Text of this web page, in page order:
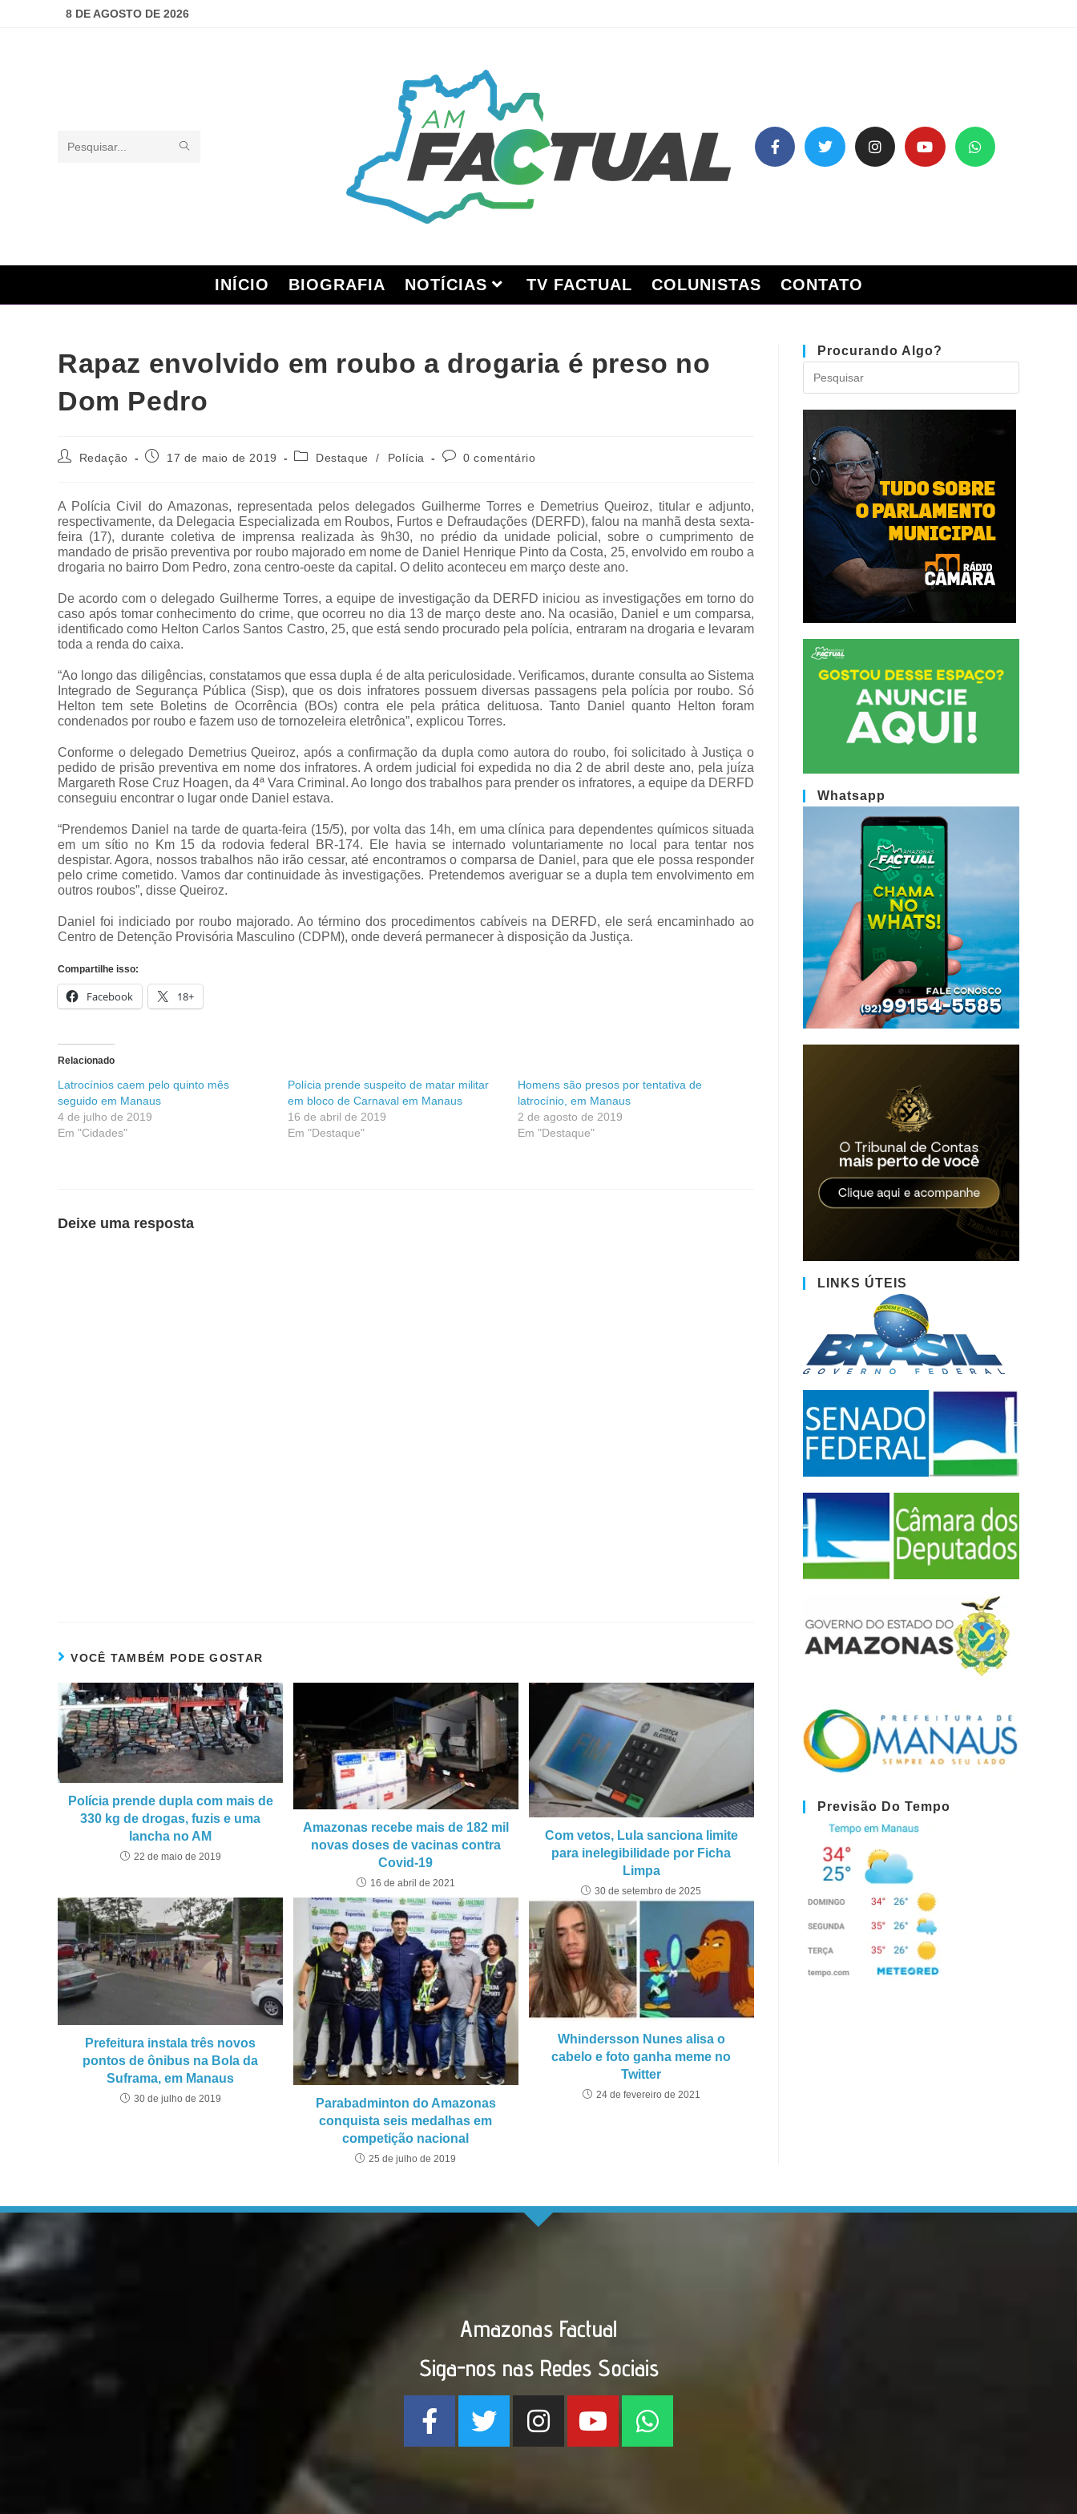
8 DE AGOSTO DE 2026
Pesquisar
INÍCIO BIOGRAFIA NOTÍCIAS TV FACTUAL COLUNISTAS CONTATO
Rapaz envolvido em roubo a drogaria é preso no
Dom Pedro
Redação 17 de maio de 2019 Destaque / Polícia 0 comentário
A Polícia Civil do Amazonas, representada pelos delegados Guilherme Torres e Demetrius Queiroz, titular e adjunto,
respectivamente, da Delegacia Especializada em Roubos, Furtos e Defraudações (DERFD), falou na manhã desta sexta-
feira (17), durante coletiva de imprensa realizada às 9h30, no prédio da unidade policial, sobre o cumprimento de
mandado de prisão preventiva por roubo majorado em nome de Daniel Henrique Pinto da Costa, 25, envolvido em roubo a
drogaria no bairro Dom Pedro, zona centro-oeste da capital. O delito aconteceu em março deste ano.
De acordo com o delegado Guilherme Torres, a equipe de investigação da DERFD iniciou as investigações em torno do
caso após tomar conhecimento do crime, que ocorreu no dia 13 de março deste ano. Na ocasião, Daniel e um comparsa,
identificado como Helton Carlos Santos Castro, 25, que está sendo procurado pela polícia, entraram na drogaria e levaram
toda a renda do caixa.
“Ao longo das diligências, constatamos que essa dupla é de alta periculosidade. Verificamos, durante consulta ao Sistema
Integrado de Segurança Pública (Sisp), que os dois infratores possuem diversas passagens pela polícia por roubo. Só
Helton tem sete Boletins de Ocorrência (BOs) contra ele pela prática delituosa. Tanto Daniel quanto Helton foram
condenados por roubo e fazem uso de tornozeleira eletrônica”, explicou Torres.
Conforme o delegado Demetrius Queiroz, após a confirmação da dupla como autora do roubo, foi solicitado à Justiça o
pedido de prisão preventiva em nome dos infratores. A ordem judicial foi expedida no dia 2 de abril deste ano, pela juíza
Margareth Rose Cruz Hoagen, da 4ª Vara Criminal. Ao longo dos trabalhos para prender os infratores, a equipe da DERFD
conseguiu encontrar o lugar onde Daniel estava.
“Prendemos Daniel na tarde de quarta-feira (15/5), por volta das 14h, em uma clínica para dependentes químicos situada
em um sítio no Km 15 da rodovia federal BR-174. Ele havia se internado voluntariamente no local para tentar nos
despistar. Agora, nossos trabalhos não irão cessar, até encontramos o comparsa de Daniel, para que ele possa responder
pelo crime cometido. Vamos dar continuidade às investigações. Pretendemos averiguar se a dupla tem envolvimento em
outros roubos”, disse Queiroz.
Daniel foi indiciado por roubo majorado. Ao término dos procedimentos cabíveis na DERFD, ele será encaminhado ao
Centro de Detenção Provisória Masculino (CDPM), onde deverá permanecer à disposição da Justiça.
Compartilhe isso:
Facebook 18+
Relacionado
Latrocínios caem pelo quinto mês
seguido em Manaus
4 de julho de 2019
Em "Cidades"
Polícia prende suspeito de matar militar
em bloco de Carnaval em Manaus
16 de abril de 2019
Em "Destaque"
Homens são presos por tentativa de
latrocínio, em Manaus
2 de agosto de 2019
Em "Destaque"
Deixe uma resposta
VOCÊ TAMBÉM PODE GOSTAR
Polícia prende dupla com mais de
330 kg de drogas, fuzis e uma
lancha no AM
22 de maio de 2019
Amazonas recebe mais de 182 mil
novas doses de vacinas contra
Covid-19
16 de abril de 2021
Com vetos, Lula sanciona limite
para inelegibilidade por Ficha
Limpa
30 de setembro de 2025
Prefeitura instala três novos
pontos de ônibus na Bola da
Suframa, em Manaus
30 de julho de 2019
Parabadminton do Amazonas
conquista seis medalhas em
competição nacional
25 de julho de 2019
Whindersson Nunes alisa o
cabelo e foto ganha meme no
Twitter
24 de fevereiro de 2021
Procurando Algo?
Whatsapp
LINKS ÚTEIS
Previsão Do Tempo
Amazonas Factual
Siga-nos nas Redes Sociais